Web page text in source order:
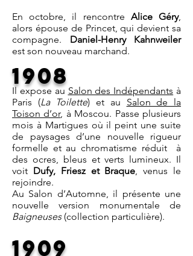
En octobre, il rencontre Alice Géry,
alors épouse de Princet, qui devient sa
compagne. Daniel-Henry Kahnweiler
est son nouveau marchand.
1908
Il expose au Salon des Indépendants à
Paris (La Toilette) et au Salon de la
Toison d’or, à Moscou. Passe plusieurs
mois à Martigues où il peint une suite
de paysages d’une nouvelle rigueur
formelle et au chromatisme réduit à
des ocres, bleus et verts lumineux. Il
voit Dufy, Friesz et Braque, venus le
rejoindre.
Au Salon d’Automne, il présente une
nouvelle version monumentale de
Baigneuses (collection particulière).​
1909